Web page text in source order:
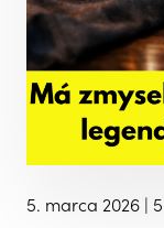
5. marca 2026 |